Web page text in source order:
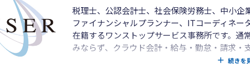
税理士、公認会計士、社会保険労務士、中小企
ファイナンシャルプランナー、ITコーディネ
在籍するワンストップサービス事務所です。通
みならず、クラウド会計・給与・勤怠・請求
サルティング、各種公的支援(補助金、助成金
続きを